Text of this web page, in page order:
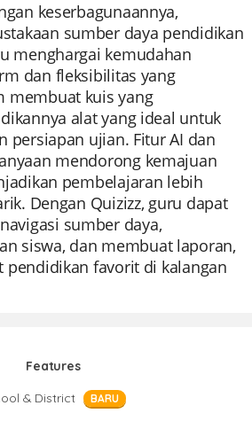
keserbagunaannya,
sumber daya pendidikan
menghargai kemudahan
dan fleksibilitas yang
membuat kuis yang
alat yang ideal untuk
persiapan ujian. Fitur AI dan
mendorong kemajuan
pembelajaran lebih
Dengan Quizizz, guru dapat
sumber daya,
siswa, dan membuat laporan,
pendidikan favorit di kalangan
Features
& District
BARU